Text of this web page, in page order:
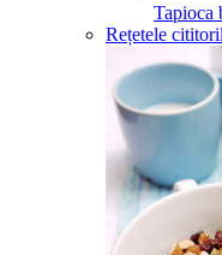
Tapioca
Rețetele